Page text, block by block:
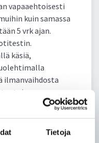
Tietoja
vapaaehtoisesti
kuin samassa
5 vrk ajan.
käsiä,
ilmanvaihdosta